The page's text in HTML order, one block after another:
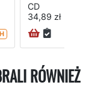
CD
34,89 zł
RÓWNIEŻ